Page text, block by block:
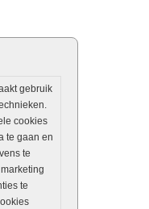
gebruik
cookies
te gaan en
te
te